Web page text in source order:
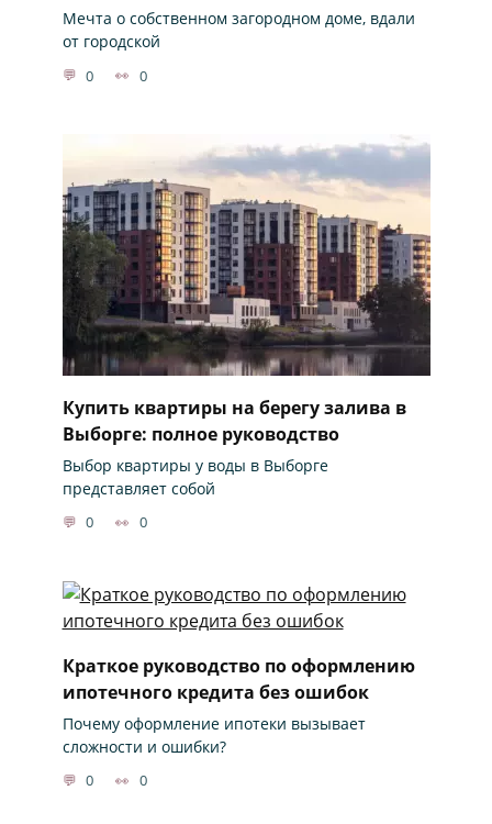
Мечта о собственном загородном доме, вдали
от городской
0 0
Купить квартиры на берегу залива в
Выборге: полное руководство
Выбор квартиры у воды в Выборге
представляет собой
0 0
Краткое руководство по оформлению
ипотечного кредита без ошибок
Почему оформление ипотеки вызывает
сложности и ошибки?
0 0